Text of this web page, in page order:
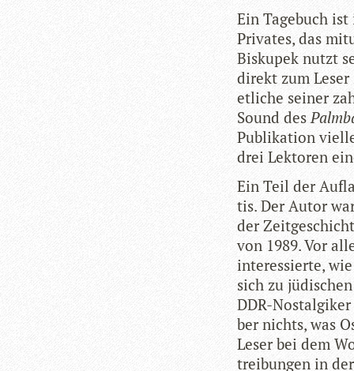
Ein Tage­buch
Pri­va­tes, das
Bis­ku­pek nutzt
direkt zum Leser
etli­che sei­ner
Sound des
Publi­ka­tion
drei Lek­to­ren
Ein Teil der
tis. Der Autor
der
von 1989. Vor
inter­es­sierte,
sich zu
DDR-
ber nichts, was
Leser bei dem
trei­bun­gen in